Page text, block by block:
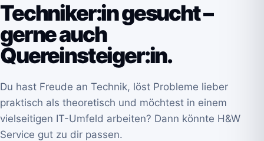
Techniker:in gesucht –
gerne auch
Quereinsteiger:in.
Du hast Freude an Technik, löst Probleme lieber
praktisch als theoretisch und möchtest in einem
vielseitigen IT-Umfeld arbeiten? Dann könnte H&W
Service gut zu dir passen.